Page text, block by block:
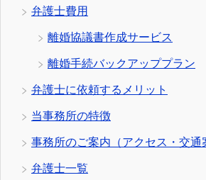
弁護士費用
離婚協議書作成サービス
離婚手続バックアッププラン
弁護士に依頼するメリット
当事務所の特徴
事務所のご案内（アクセス・交通
弁護士一覧